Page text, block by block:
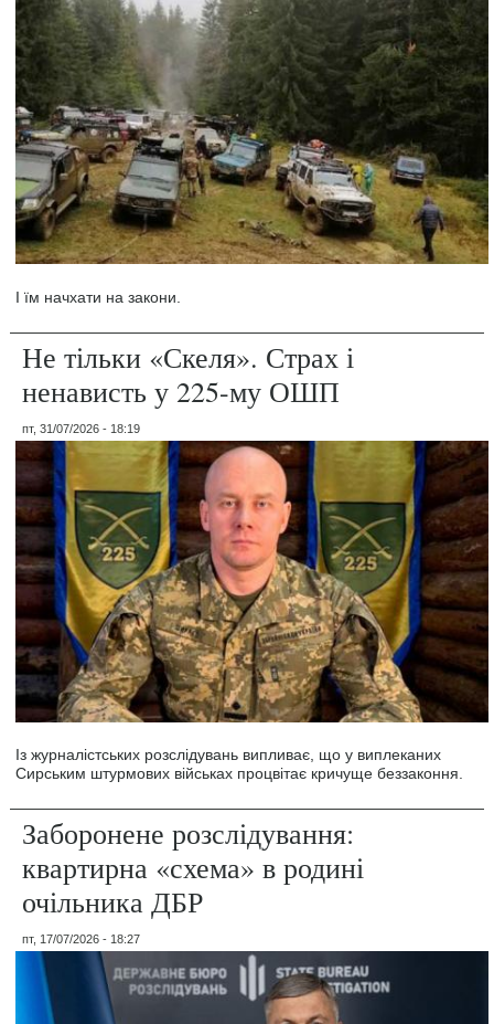
І їм начхати на закони.
Не тільки «Скеля». Страх і
ненависть у 225-му ОШП
пт, 31/07/2026 - 18:19
Із журналістських розслідувань випливає, що у виплеканих
Сирським штурмових військах процвітає кричуще беззаконня.
Заборонене розслідування:
квартирна «схема» в родині
очільника ДБР
пт, 17/07/2026 - 18:27